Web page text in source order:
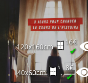
120x160cm
16€
✔
40x60cm
8€
✔